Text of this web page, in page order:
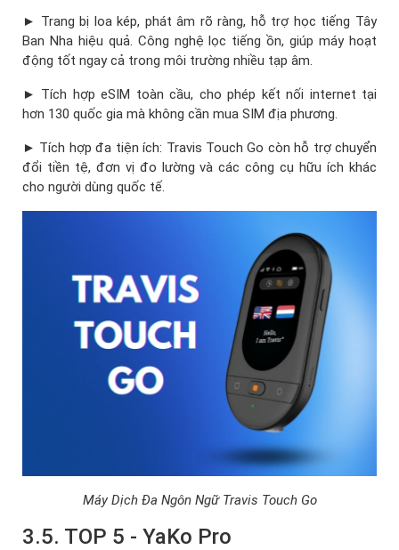
► Trang bị loa kép, phát âm rõ ràng, hỗ trợ học tiếng Tây
Ban Nha hiệu quả. Công nghệ lọc tiếng ồn, giúp máy hoạt
động tốt ngay cả trong môi trường nhiều tạp âm.
► Tích hợp eSIM toàn cầu, cho phép kết nối internet tại
hơn 130 quốc gia mà không cần mua SIM địa phương.
► Tích hợp đa tiện ích: Travis Touch Go còn hỗ trợ chuyển
đổi tiền tệ, đơn vị đo lường và các công cụ hữu ích khác
cho người dùng quốc tế.
Máy Dịch Đa Ngôn Ngữ Travis Touch Go
3.5. TOP 5 - YaKo Pro